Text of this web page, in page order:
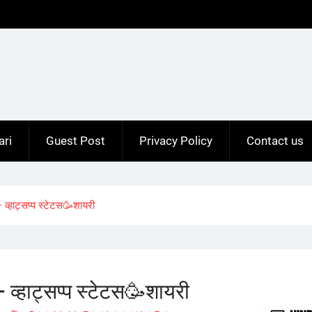
Guest Post Privacy Policy Contact us
स्टेटस🥳शायरी
स्टेटस🥳शायरी